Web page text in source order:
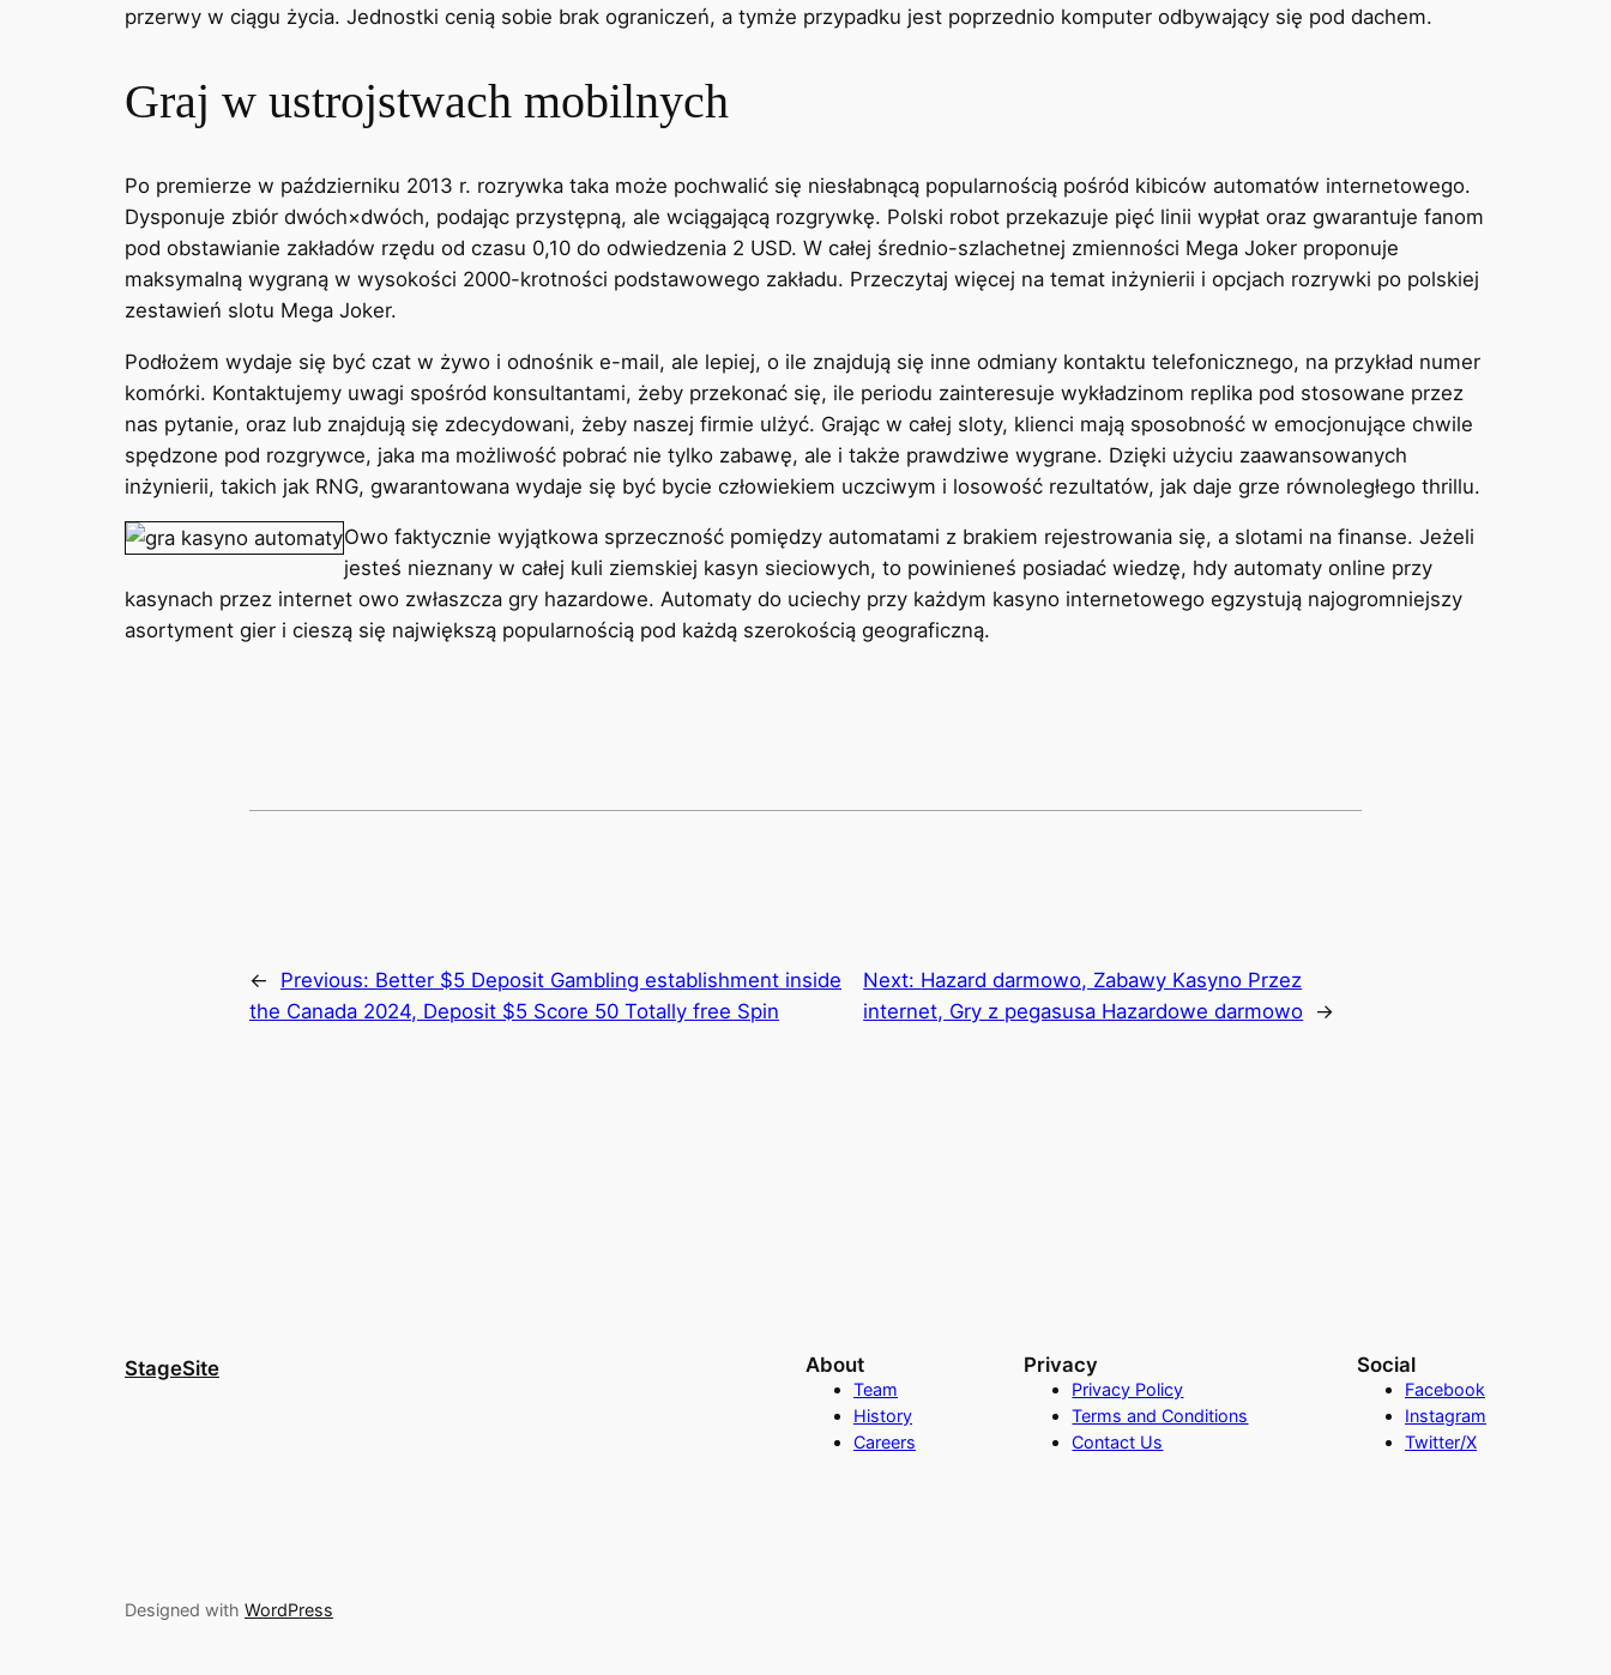
przerwy w ciągu życia. Jednostki cenią sobie brak ograniczeń, a tymże przypadku jest poprzednio komputer odbywający się pod dachem.
Graj w ustrojstwach mobilnych
Po premierze w październiku 2013 r. rozrywka taka może pochwalić się niesłabnącą popularnością pośród kibiców automatów internetowego.
Dysponuje zbiór dwóch×dwóch, podając przystępną, ale wciągającą rozgrywkę. Polski robot przekazuje pięć linii wypłat oraz gwarantuje fanom
pod obstawianie zakładów rzędu od czasu 0,10 do odwiedzenia 2 USD. W całej średnio-szlachetnej zmienności Mega Joker proponuje
maksymalną wygraną w wysokości 2000-krotności podstawowego zakładu. Przeczytaj więcej na temat inżynierii i opcjach rozrywki po polskiej
zestawień slotu Mega Joker.
Podłożem wydaje się być czat w żywo i odnośnik e-mail, ale lepiej, o ile znajdują się inne odmiany kontaktu telefonicznego, na przykład numer
komórki. Kontaktujemy uwagi spośród konsultantami, żeby przekonać się, ile periodu zainteresuje wykładzinom replika pod stosowane przez
nas pytanie, oraz lub znajdują się zdecydowani, żeby naszej firmie ulżyć. Grając w całej sloty, klienci mają sposobność w emocjonujące chwile
spędzone pod rozgrywce, jaka ma możliwość pobrać nie tylko zabawę, ale i także prawdziwe wygrane. Dzięki użyciu zaawansowanych
inżynierii, takich jak RNG, gwarantowana wydaje się być bycie człowiekiem uczciwym i losowość rezultatów, jak daje grze równoległego thrillu.
Owo faktycznie wyjątkowa sprzeczność pomiędzy automatami z brakiem rejestrowania się, a slotami na finanse. Jeżeli
jesteś nieznany w całej kuli ziemskiej kasyn sieciowych, to powinieneś posiadać wiedzę, hdy automaty online przy
kasynach przez internet owo zwłaszcza gry hazardowe. Automaty do uciechy przy każdym kasyno internetowego egzystują najogromniejszy
asortyment gier i cieszą się największą popularnością pod każdą szerokością geograficzną.
← Previous: Better $5 Deposit Gambling establishment inside
the Canada 2024, Deposit $5 Score 50 Totally free Spin
Next: Hazard darmowo, Zabawy Kasyno Przez
internet, Gry z pegasusa Hazardowe darmowo →
StageSite About
Team
History
Careers
Privacy
Privacy Policy
Terms and Conditions
Contact Us
Social
Facebook
Instagram
Twitter/X
Designed with WordPress